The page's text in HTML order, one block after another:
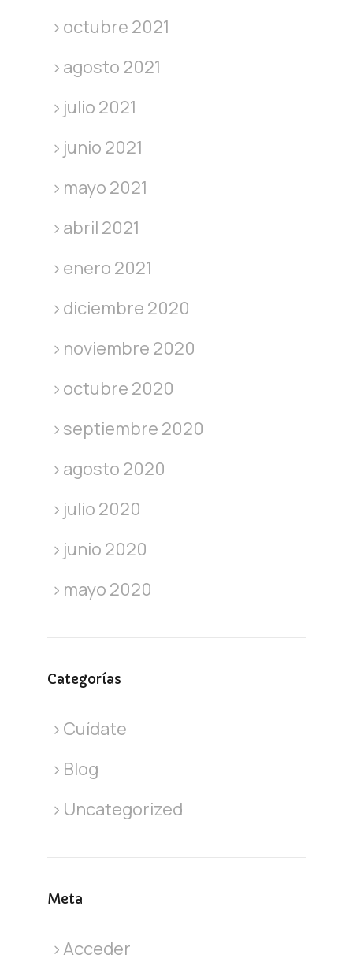
octubre 2021
agosto 2021
julio 2021
junio 2021
mayo 2021
abril 2021
enero 2021
diciembre 2020
noviembre 2020
octubre 2020
septiembre 2020
agosto 2020
julio 2020
junio 2020
mayo 2020
Categorías
Cuídate
Blog
Uncategorized
Meta
Acceder